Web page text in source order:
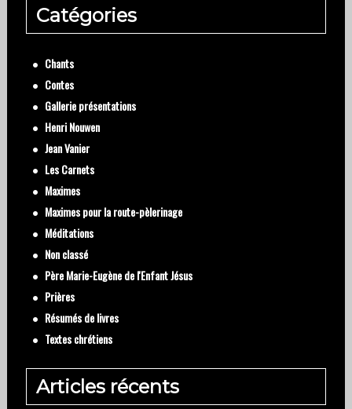
Catégories
Chants
Contes
Gallerie présentations
Henri Nouwen
Jean Vanier
Les Carnets
Maximes
Maximes pour la route-pèlerinage
Méditations
Non classé
Père Marie-Eugène de l'Enfant Jésus
Prières
Résumés de livres
Textes chrétiens
Articles récents